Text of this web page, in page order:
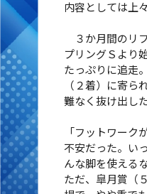
内容としては上
３か月間のリ
プリングＳより
たっぷりに追走
（２着）に寄ら
難なく抜け出した
「フットワーク
不安だった。い
んな脚を使える
ただ、皐月賞（